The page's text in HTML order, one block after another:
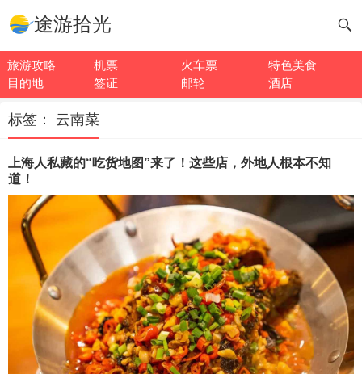
途游拾光
旅游攻略 机票 火车票
特色美食
目的地
签证 邮轮 酒店
标签： 云南菜
上海人私藏的“吃货地图”来了！这些店，外地人根本不知
道！